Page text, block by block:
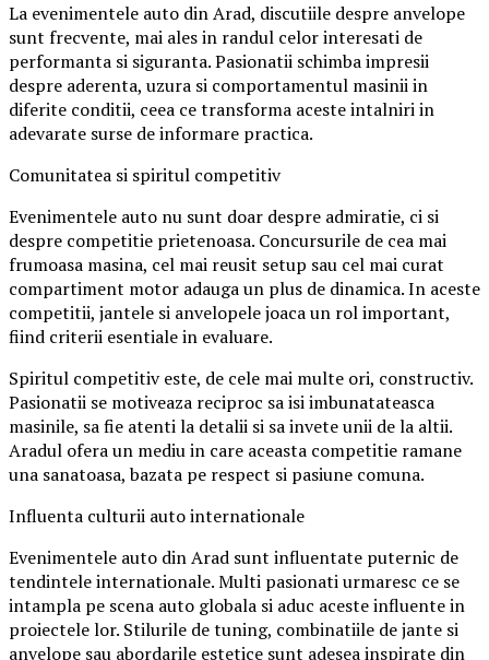
La evenimentele auto din Arad, discutiile despre anvelope
sunt frecvente, mai ales in randul celor interesati de
performanta si siguranta. Pasionatii schimba impresii
despre aderenta, uzura si comportamentul masinii in
diferite conditii, ceea ce transforma aceste intalniri in
adevarate surse de informare practica.
Comunitatea si spiritul competitiv
Evenimentele auto nu sunt doar despre admiratie, ci si
despre competitie prietenoasa. Concursurile de cea mai
frumoasa masina, cel mai reusit setup sau cel mai curat
compartiment motor adauga un plus de dinamica. In aceste
competitii, jantele si anvelopele joaca un rol important,
fiind criterii esentiale in evaluare.
Spiritul competitiv este, de cele mai multe ori, constructiv.
Pasionatii se motiveaza reciproc sa isi imbunatateasca
masinile, sa fie atenti la detalii si sa invete unii de la altii.
Aradul ofera un mediu in care aceasta competitie ramane
una sanatoasa, bazata pe respect si pasiune comuna.
Influenta culturii auto internationale
Evenimentele auto din Arad sunt influentate puternic de
tendintele internationale. Multi pasionati urmaresc ce se
intampla pe scena auto globala si aduc aceste influente in
proiectele lor. Stilurile de tuning, combinatiile de jante si
anvelope sau abordarile estetice sunt adesea inspirate din